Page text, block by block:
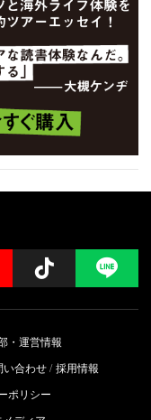
YouTube Follow
・運営情報
い合わせ 採用情報
ポリシー